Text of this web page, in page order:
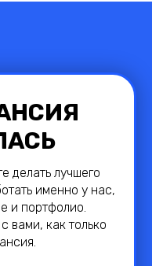
делать лучшего
именно у нас,
и портфолио.
вами, как только